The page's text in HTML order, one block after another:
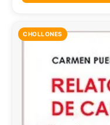
CHOLLONES